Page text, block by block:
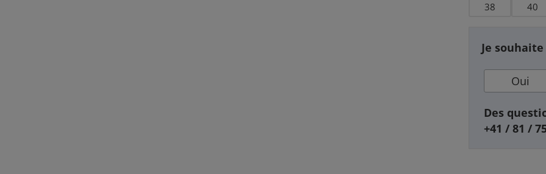
38 40
Je souhaite
Oui
Des
+41 / 81 /